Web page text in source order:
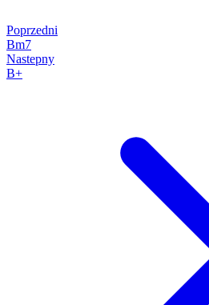
Poprzedni
Bm7
Nastepny
B+